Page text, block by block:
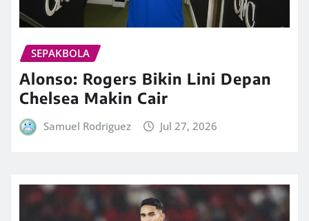
SEPAKBOLA
Alonso: Rogers Bikin Lini Depan
Chelsea Makin Cair
Samuel Rodriguez Jul 27, 2026